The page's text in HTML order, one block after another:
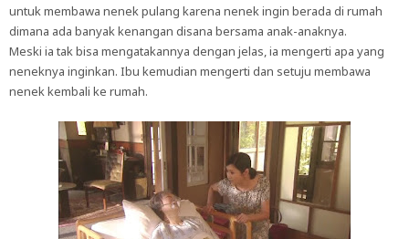
untuk membawa nenek pulang karena nenek ingin berada di rumah
dimana ada banyak kenangan disana bersama anak-anaknya.
Meski ia tak bisa mengatakannya dengan jelas, ia mengerti apa yang
neneknya inginkan. Ibu kemudian mengerti dan setuju membawa
nenek kembali ke rumah.